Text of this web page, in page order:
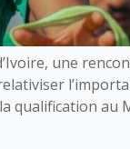
une
qualification au